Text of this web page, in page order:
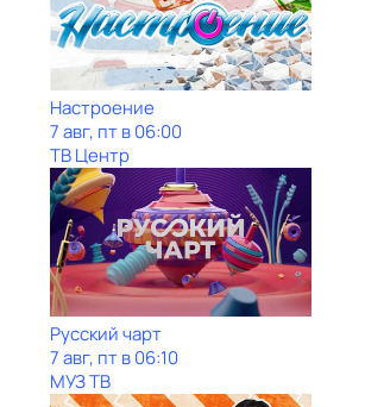
Настроение
7 авг, пт в 06:00
ТВ Центр
Рycский чарт
7 авг, пт в 06:10
МУЗ ТВ